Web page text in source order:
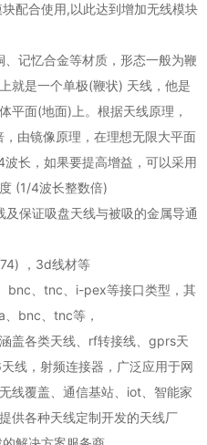
配合使用,以此达到增加无线模块
记忆合金等材质，形态一般为鞭
就是一个单极(鞭状) 天线，他是
平面(地面)上。根据天线原理，
由镜像原理，在理想无限大平面
波长，如果要提高增益，可以采用
(1/4波长整数倍)
保证吸盘天线与被吸的金属导通
，3d线材等
bnc、tnc、i-pex等接口类型，其
、bnc、tnc等，
盖各类天线、rf转接线、gprs天
，射频连接器，广泛应用于网
线覆盖、通信基站、iot、智能家
供各种天线定制开发的天线厂